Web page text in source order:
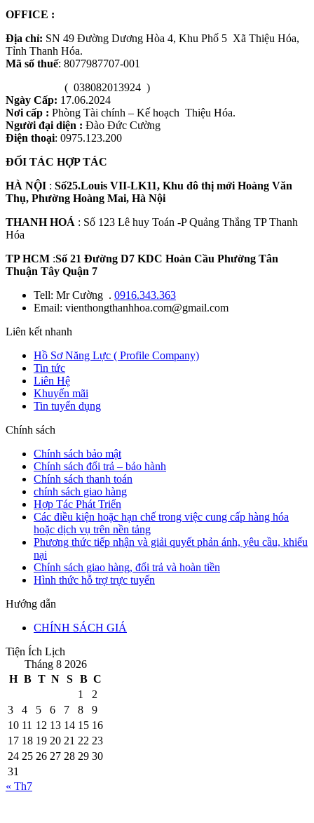
OFFICE :
Địa chỉ: SN 49 Đường Dương Hòa 4, Khu Phố 5 Xã Thiệu Hóa,
Tỉnh Thanh Hóa.
Mã số thuế: 8077987707-001
( 038082013924 )
Ngày Cấp: 17.06.2024
Nơi cấp : Phòng Tài chính – Kế hoạch Thiệu Hóa.
Người đại diện : Đào Đức Cường
Điện thoại: 0975.123.200
ĐỐI TÁC HỢP TÁC
HÀ NỘI : Số25.Louis VII-LK11, Khu đô thị mới Hoàng Văn
Thụ, Phường Hoàng Mai, Hà Nội
THANH HOÁ : Số 123 Lê huy Toán -P Quảng Thắng TP Thanh
Hóa
TP HCM :Số 21 Đường D7 KDC Hoàn Cầu Phường Tân
Thuận Tây Quận 7
Tell: Mr Cường . 0916.343.363
Email: vienthongthanhhoa.com@gmail.com
Liên kết nhanh
Hồ Sơ Năng Lực ( Profile Company)
Tin tức
Liên Hệ
Khuyến mãi
Tin tuyển dụng
Chính sách
Chính sách bảo mật
Chính sách đổi trả – bảo hành
Chính sách thanh toán
chính sách giao hàng
Hợp Tác Phát Triển
Các điều kiện hoặc hạn chế trong việc cung cấp hàng hóa
hoặc dịch vụ trên nền tảng
Phương thức tiếp nhận và giải quyết phản ánh, yêu cầu, khiếu
nại
Chính sách giao hàng, đổi trả và hoàn tiền
Hình thức hỗ trợ trực tuyến
Hướng dẫn
CHÍNH SÁCH GIÁ
Tiện Ích Lịch
Tháng 8 2026
H B T N S B C
1
2
3
4 5 6 7 8
9
10 11 12 13 14 15 16
17 18 19 20 21 22 23
24 25 26 27 28 29 30
31
« Th7